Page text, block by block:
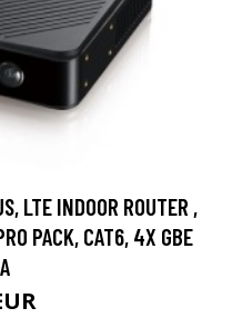
LTE INDOOR ROUTER ,
PACK, CAT6, 4X GBE